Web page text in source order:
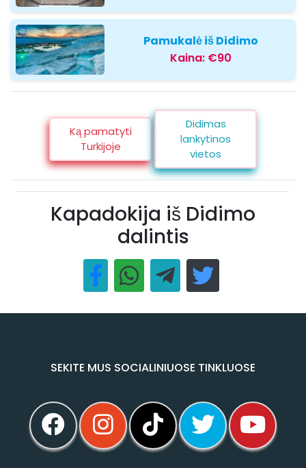
Pamukalė iš Didimo
Kaina: €90
Ką pamatyti
Turkijoje
Didimas
lankytinos
vietos
Kapadokija iš Didimo
dalintis
SEKITE MUS SOCIALINIUOSE TINKLUOSE